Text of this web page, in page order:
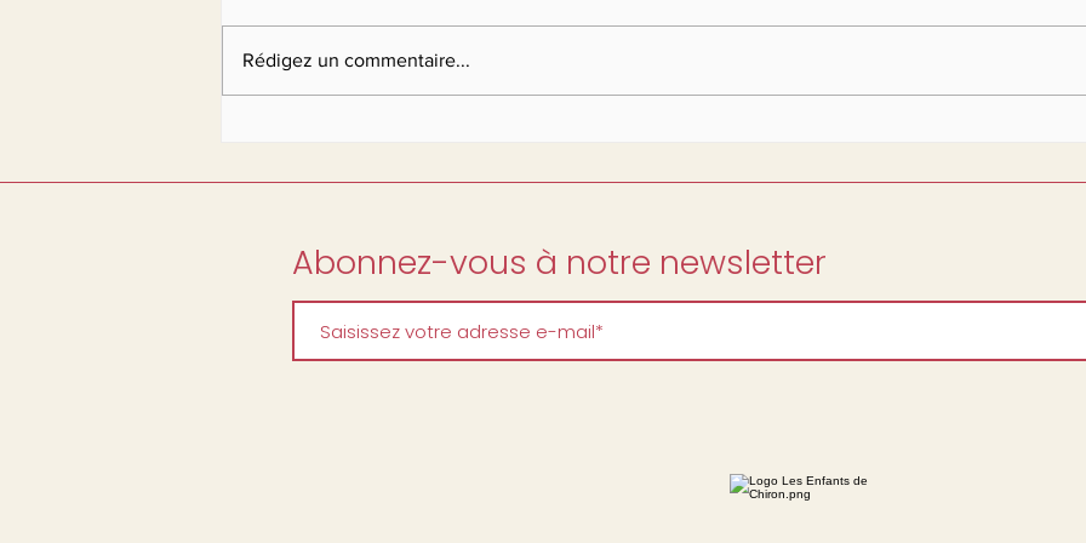
Rédigez un commentaire...
Abonnez-vous à notre newsletter